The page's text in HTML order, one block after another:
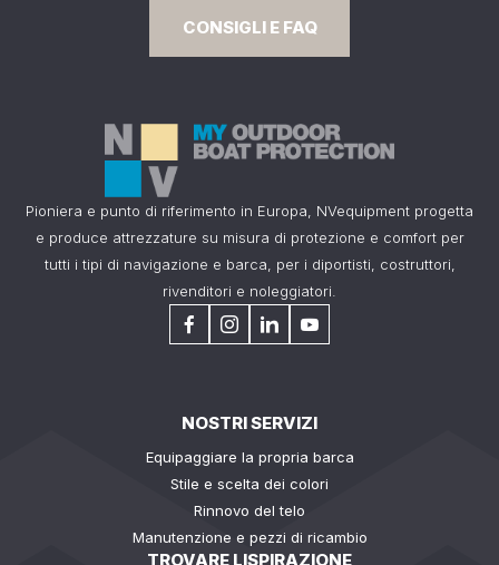
CONSIGLI E FAQ
Pioniera e punto di riferimento in Europa, NVequipment progetta
e produce attrezzature su misura di protezione e comfort per
tutti i tipi di navigazione e barca, per i diportisti, costruttori,
rivenditori e noleggiatori.
NOSTRI SERVIZI
Equipaggiare la propria barca
Stile e scelta dei colori
Rinnovo del telo
Manutenzione e pezzi di ricambio
TROVARE LISPIRAZIONE